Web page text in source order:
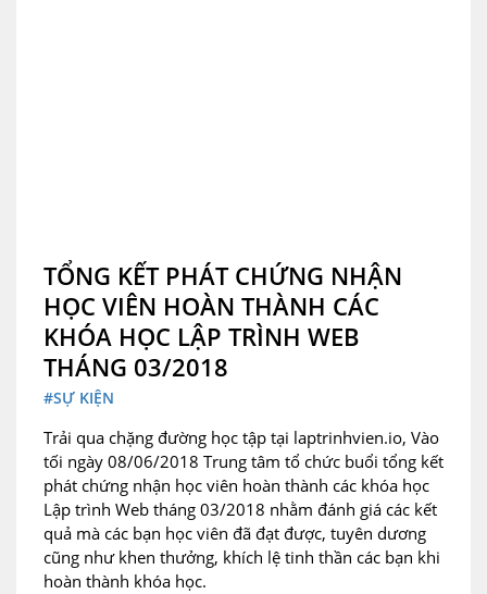
TỔNG KẾT PHÁT CHỨNG NHẬN
HỌC VIÊN HOÀN THÀNH CÁC
KHÓA HỌC LẬP TRÌNH WEB
THÁNG 03/2018
#SỰ KIỆN
Trải qua chặng đường học tập tại laptrinhvien.io, Vào
tối ngày 08/06/2018 Trung tâm tổ chức buổi tổng kết
phát chứng nhận học viên hoàn thành các khóa học
Lập trình Web tháng 03/2018 nhằm đánh giá các kết
quả mà các bạn học viên đã đạt được, tuyên dương
cũng như khen thưởng, khích lệ tinh thần các bạn khi
hoàn thành khóa học.